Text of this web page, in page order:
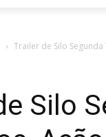
Trailer de Silo
Silo